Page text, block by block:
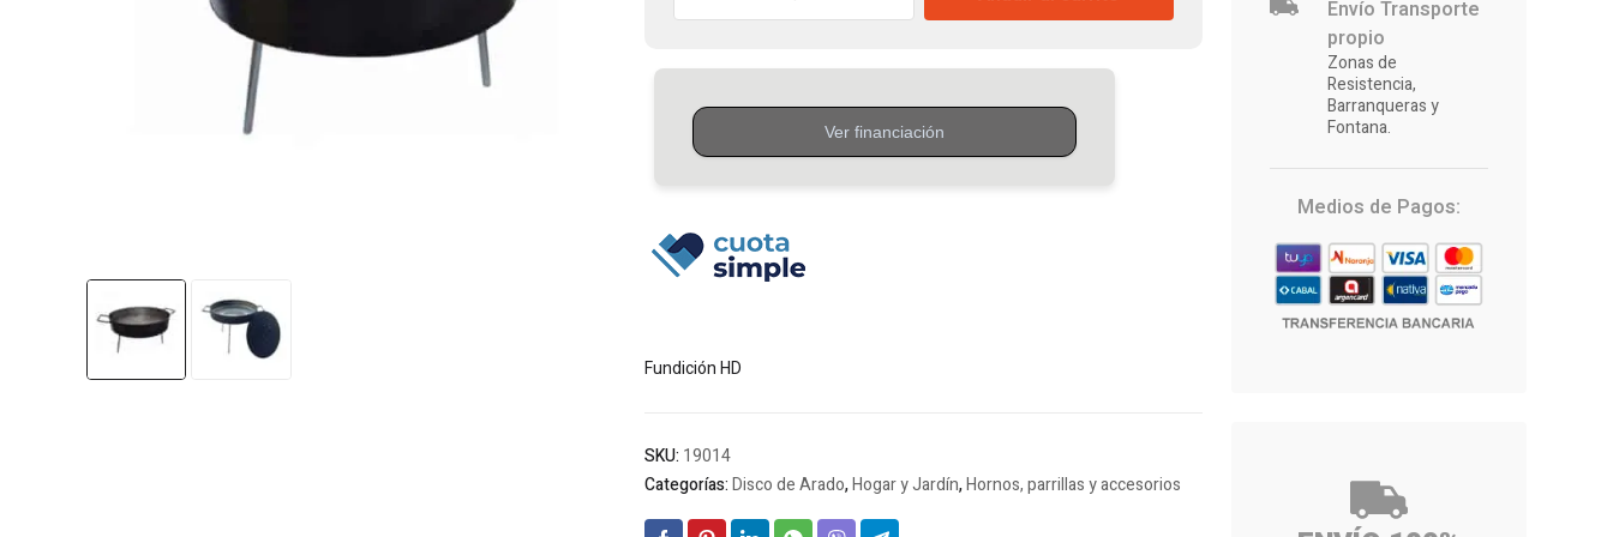
Sin
Tapa
Desmontable
HD
Fundición HD
SKU: 19014
Categorías:Disco de Arado,Hogar y Jardín,Hornos, parrillas y accesorios
Envío Transporte
propio
Zonas de
Resistencia,
Barranqueras y
Fontana.
Medios de Pagos: